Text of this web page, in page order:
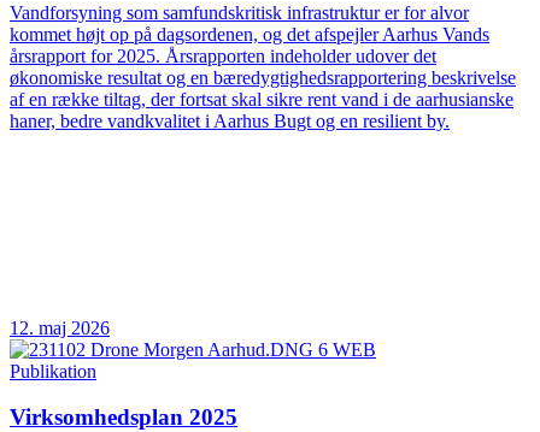
Vandforsyning som samfundskritisk infrastruktur er for alvor
kommet højt op på dagsordenen, og det afspejler Aarhus Vands
årsrapport for 2025. Årsrapporten indeholder udover det
økonomiske resultat og en bæredygtighedsrapportering beskrivelse
af en række tiltag, der fortsat skal sikre rent vand i de aarhusianske
haner, bedre vandkvalitet i Aarhus Bugt og en resilient by.
12. maj 2026
Publikation
Virksomhedsplan 2025